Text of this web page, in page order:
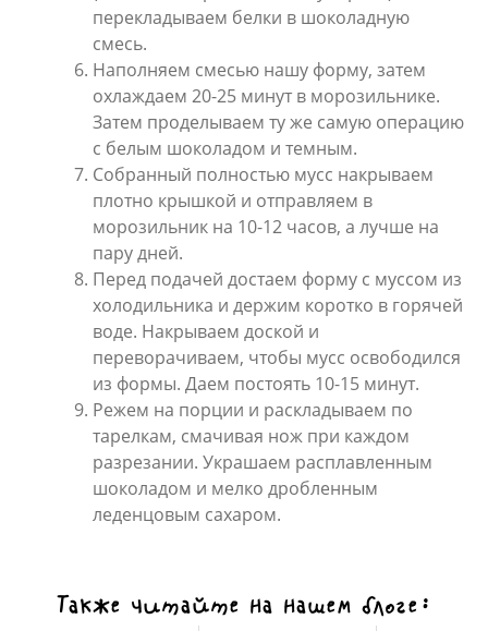
перекладываем белки в шоколадную
смесь.
Наполняем смесью нашу форму, затем
охлаждаем 20-25 минут в морозильнике.
Затем проделываем ту же самую операцию
с белым шоколадом и темным.
Собранный полностью мусс накрываем
плотно крышкой и отправляем в
морозильник на 10-12 часов, а лучше на
пару дней.
Перед подачей достаем форму с муссом из
холодильника и держим коротко в горячей
воде. Накрываем доской и
переворачиваем, чтобы мусс освободился
из формы. Даем постоять 10-15 минут.
Режем на порции и раскладываем по
тарелкам, смачивая нож при каждом
разрезании. Украшаем расплавленным
шоколадом и мелко дробленным
леденцовым сахаром.
Также читайте на нашем блоге: